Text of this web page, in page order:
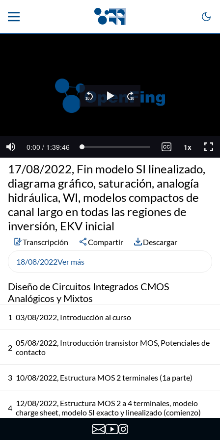
Diseño de Circuitos Integrados CMOS
Analógicos y Mixtos
1 03/08/2022, Introducción al curso
2 05/08/2022, Introducción transistor MOS, Potenciales de
contacto
3 10/08/2022, Estructura MOS 2 terminales (1a parte)
4 12/08/2022, Estructura MOS 2 a 4 terminales, modelo
charge sheet, modelo SI exacto y linealizado (comienzo)
17/08/2022, Fin modelo SI linealizado,
diagrama gráfico, saturación, analogía
hidráulica, WI, modelos compactos de
canal largo en todas las regiones de
inversión, EKV inicial
Transcripción Compartir Descargar
18/08/2022Ver más